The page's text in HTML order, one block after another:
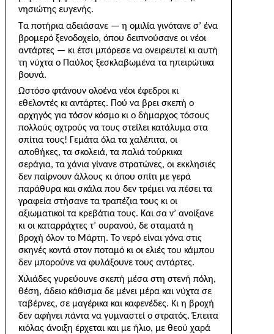
νησιώτης ευγενής.
Τα ποτήρια αδειάσανε — η ομιλία γινότανε σ’ ένα
βρομερό ξενοδοχείο, όπου δειπνούσανε οι νέοι
αντάρ­τες — κι έτσι μπόρεσε να ονειρευτεί κι αυτή
τη νύχτα ο Παύλος ξεσκλαβωμένα τα ηπειρώτικα
βουνά.
Ωστόσο φτάνουν ολοένα νέοι έφεδροι κι
εθελοντές κι αντάρτες. Πού να βρει σκεπή ο
αρχηγός για τόσον κόσμο κι ο δήμαρχος τόσους
πολλούς οχτρούς να τους στείλει κατάλυμα στα
σπίτια τους! Γεμάτα όλα τα χαλέπιτα, οι
αποθήκες, τα σκολειά, τα παλιά τούρκικα
σεράγια, τα χάνια γίνανε στρατώνες, οι εκκλησιές
δεν παίρνουν άλλους κι όπου σπίτι με γερά
παράθυρα και σκάλα που δεν τρέμει να πέσει τα
γραφεία στήσανε τα τραπέζια τους κι οι
αξιωματικοί τα κρεβάτια τους. Και σα ν’ ανοίξανε
κι οι καταρράχτες τ’ ουρανού, δε σταματά η
βροχή όλον το Μάρτη. Το νερό είναι γόνα στις
σκηνές κοντά στον ποταμό κι οι ελιές του κάμπου
δεν μπορούνε να φυλάξουνε τους αντάρτες.
Χιλιάδες γυρεύουνε σκεπή μέσα στη στενή πόλη,
θέση, άδειο κάθισμα δε μένει μέρα και νύχτα σε
τα­βέρνες, σε μαγέρικα και καφενέδες. Κι η βροχή
δεν αφήνει πάντα να γυμναστεί ο στρατός. Έπειτα
κιόλας άνοιξη έρχεται και με ήλιο, με θεού χαρά